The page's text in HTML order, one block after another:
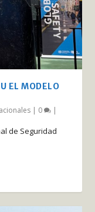
EL MODELO
| 0 |
de Seguridad